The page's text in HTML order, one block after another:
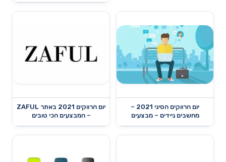
יום הרווקים הסיני 2021 –
מחשבים ניידים – מבצעים
יום הרווקים 2021 באתר ZAFUL
– המבצעים הכי טובים